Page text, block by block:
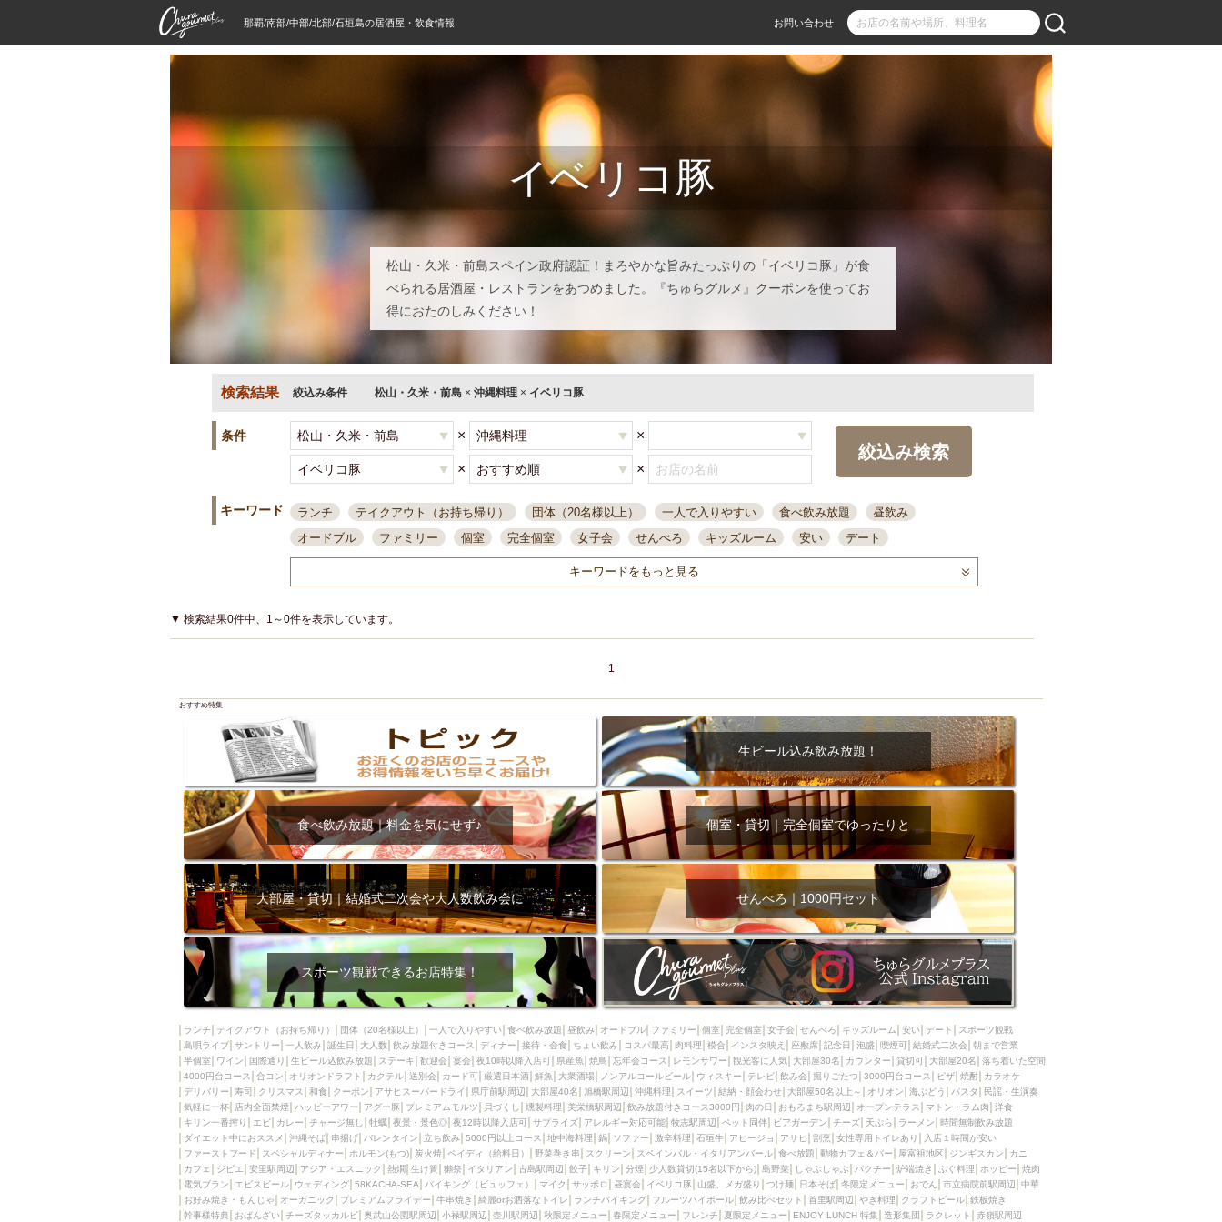
那覇/南部/中部/北部/石垣島の居酒屋・飲食情報 お問い合わせ
イベリコ豚
松山・久米・前島スペイン政府認証！まろやかな旨みたっぷりの「イベリコ豚」が食
べられる居酒屋・レストランをあつめました。『ちゅらグルメ』クーポンを使ってお
得におたのしみください！
検索結果 絞込み条件 松山・久米・前島 × 沖縄料理 × イベリコ豚
条件 × ×
× ×
絞込み検索
キーワード ランチ テイクアウト（お持ち帰り） 団体（20名様以上） 一人で入りやすい 食べ飲み放題
昼飲み
オードブル
ファミリー 個室 完全個室 女子会 せんべろ キッズルーム 安い
デート
一人飲み 誕生日 大人数
接待・会食
ちょい飲み コスパ最高 肉料理 模合 インスタ映え 座敷席 記念日 泡盛
喫煙可
結婚式二次会
夜10時以降入店可
県産魚 焼鳥 忘年会コース レモンサワー 観光客に人気 大部屋30名
カウンター
4000円台コース
デリバリー 寿司 クリスマス 和食
クーポン
アサヒスーパードライ
県庁前駅周辺 旭橋駅周辺 沖縄料理 スイーツ
結納・顔会わせ
大部屋50名以上～
オリオン 海ぶどう 民謡・生演奏 気軽に一杯
店内全面禁煙
ハッピーアワー
アグー豚 プレミアムモルツ 貝づくし 燻製料理
美栄橋駅周辺
飲み放題付きコース3000円
肉の日 おもろまち駅周辺 オープンテラス マトン・ラム肉
洋食
キリン一番搾り
エビ カレー チャージ無し 牡蠣 夜景・景色◎ 夜12時以降入店可
サプライズ
アレルギー対応可能
牧志駅周辺 ペット同伴 ビアガーデン 天ぷら
時間無制飲み放題
ダイエット中におススメ
沖縄そば 串揚げ バレンタイン 立ち飲み 5000円以上コース 地中海料理
鍋
ソファー
激辛料理 石垣牛 アヒージョ アサヒ 割烹 女性専用トイレあり
入店１時間が安い
ファーストフード
スペシャルディナー ホルモン(もつ) 炭火焼 ペイディ（給料日）
野菜巻き串
スクリーン
スペインバル・イタリアンバール 食べ放題 動物カフェ＆バー 屋富祖地区
ジンギスカン
カニ
カフェ ジビエ 安里駅周辺 アジア・エスニック 熱燗 生け簀 獺祭 イタリアン
古島駅周辺
分煙 少人数貸切(15名以下から) しゃぶしゃぶ パクチー 炉端焼き
ふぐ料理
ホッピー
焼肉 電気ブラン エビスビール ウェディング 58KACHA-SEA
バイキング（ビュッフェ）
マイク
サッポロ 昼宴会 イベリコ豚 山盛、メガ盛り つけ麺 日本そば 冬限定メニュー
おでん
市立病院前駅周辺
中華 お好み焼き・もんじゃ オーガニック プレミアムフライデー
牛串焼き
綺麗orお洒落なトイレ
ランチバイキング フルーツハイボール 飲み比べセット 首里駅周辺
やぎ料理
クラフトビール
鉄板焼き 幹事様特典 おばんざい チーズタッカルビ 奥武山公園駅周辺
小禄駅周辺
壺川駅周辺
秋限定メニュー 春限定メニュー フレンチ 夏限定メニュー ENJOY LUNCH 特集
造形集団
ラクレット
赤嶺駅周辺 シードル 那覇空港駅周辺 儀保駅周辺
キーワードをもっと見る
▼ 検索結果0件中、1～0件を表示しています。
1
おすすめ特集
生ビール込み飲み放題！
食べ飲み放題｜料金を気にせず♪ 個室・貸切｜完全個室でゆったりと
大部屋・貸切｜結婚式二次会や大人数飲み会に せんべろ｜1000円セット
スポーツ観戦できるお店特集！
ランチ テイクアウト（お持ち帰り） 団体（20名様以上） 一人で入りやすい 食べ飲み放題 昼飲み オードブル ファミリー 個室 完全個室 女子会 せんべろ キッズルーム 安い デート
スポーツ観戦
島唄ライブ サントリー 一人飲み 誕生日 大人数 飲み放題付きコース ディナー 接待・会食 ちょい飲み コスパ最高 肉料理 模合 インスタ映え 座敷席 記念日 泡盛 喫煙可 結婚式二次会 朝まで営業
半個室
ワイン 国際通り 生ビール込飲み放題 ステーキ 歓迎会 宴会 夜10時以降入店可 県産魚 焼鳥 忘年会コース レモンサワー 観光客に人気 大部屋30名 カウンター 貸切可 大部屋20名
落ち着いた空間
4000円台コース
合コン オリオンドラフト カクテル 送別会 カード可 厳選日本酒 鮮魚 大衆酒場 ノンアルコールビール ウィスキー テレビ 飲み会 掘りごたつ 3000円台コース ピザ 焼酎
カラオケ
デリバリー
寿司 クリスマス 和食 クーポン アサヒスーパードライ 県庁前駅周辺 大部屋40名 旭橋駅周辺 沖縄料理 スイーツ 結納・顔会わせ 大部屋50名以上～ オリオン 海ぶどう パスタ
民謡・生演奏
気軽に一杯
店内全面禁煙 ハッピーアワー アグー豚 プレミアムモルツ 貝づくし 燻製料理 美栄橋駅周辺 飲み放題付きコース3000円 肉の日 おもろまち駅周辺 オープンテラス マトン・ラム肉
洋食
キリン一番搾り
エビ カレー チャージ無し 牡蠣 夜景・景色◎ 夜12時以降入店可 サプライズ アレルギー対応可能 牧志駅周辺 ペット同伴 ビアガーデン チーズ 天ぷら ラーメン
時間無制飲み放題
ダイエット中におススメ
沖縄そば 串揚げ バレンタイン 立ち飲み 5000円以上コース 地中海料理 鍋 ソファー 激辛料理 石垣牛 アヒージョ アサヒ 割烹 女性専用トイレあり
入店１時間が安い
ファーストフード
スペシャルディナー ホルモン(もつ) 炭火焼 ペイディ（給料日） 野菜巻き串 スクリーン スペインバル・イタリアンバール 食べ放題 動物カフェ＆バー 屋富祖地区 ジンギスカン
カニ
カフェ
ジビエ 安里駅周辺 アジア・エスニック 熱燗 生け簀 獺祭 イタリアン 古島駅周辺 餃子 キリン 分煙 少人数貸切(15名以下から) 島野菜 しゃぶしゃぶ パクチー 炉端焼き ふぐ料理 ホッピー
焼肉
電気ブラン
エビスビール ウェディング 58KACHA-SEA バイキング（ビュッフェ） マイク サッポロ 昼宴会 イベリコ豚 山盛、メガ盛り つけ麺 日本そば 冬限定メニュー おでん 市立病院前駅周辺
中華
お好み焼き・もんじゃ
オーガニック プレミアムフライデー 牛串焼き 綺麗orお洒落なトイレ ランチバイキング フルーツハイボール 飲み比べセット 首里駅周辺 やぎ料理 クラフトビール 鉄板焼き
幹事様特典
おばんざい チーズタッカルビ 奥武山公園駅周辺 小禄駅周辺 壺川駅周辺 秋限定メニュー 春限定メニュー フレンチ 夏限定メニュー ENJOY LUNCH 特集 造形集団 ラクレット 赤嶺駅周辺